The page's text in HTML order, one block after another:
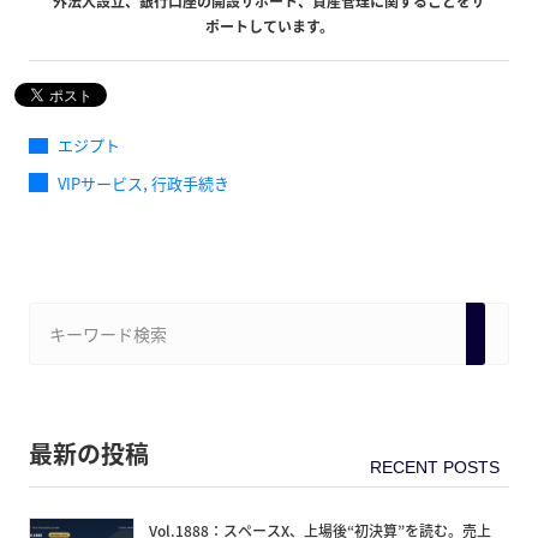
ポートしています。
エジプト
VIPサービス, 行政手続き
最新の投稿
Vol.1888：スペースX、上場後“初決算”を読む。売上